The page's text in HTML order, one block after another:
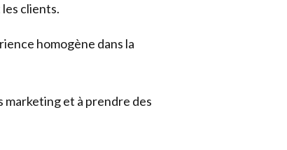
clients.
homogène dans la
et à prendre des